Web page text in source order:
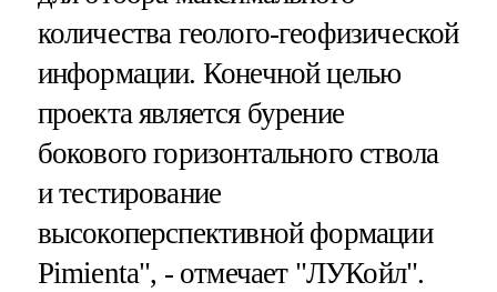
количества геолого-геофизической
информации. Конечной целью
проекта является бурение
бокового горизонтального ствола
и тестирование
высокоперспективной формации
Pimienta", - отмечает "ЛУКойл".